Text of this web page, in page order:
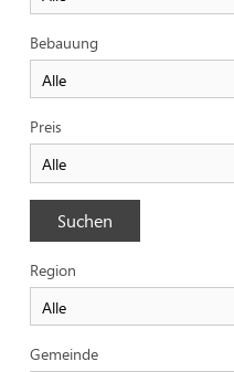
Bebauung
Preis
Suchen
Region
Gemeinde